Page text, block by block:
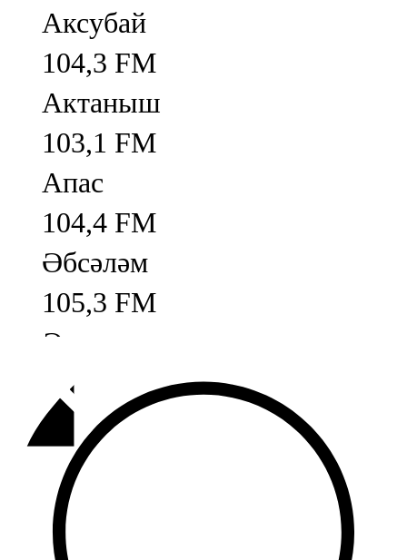
Аксубай
104,3 FM
Актаныш
103,1 FM
Апас
104,4 FM
Әбсәләм
105,3 FM
Әлмәт
92,9 FM
Базарлы матак
107,1 FM
Балык бистәсе
104,9 FM